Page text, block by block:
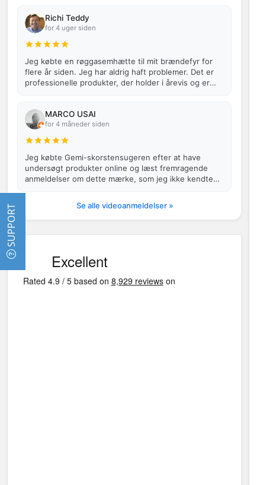
Richi Teddy
for 4 uger siden
Jeg købte en røggasemhætte til mit brændefyr for
flere år siden. Jeg har aldrig haft problemer. Det er
professionelle produkter, der holder i årevis og er
MARCO USAI
for 4 måneder siden
Jeg købte Gemi-skorstensugeren efter at have
undersøgt produkter online og læst fremragende
anmeldelser om dette mærke, som jeg ikke kendte
Se alle videoanmeldelser »
SUPPORT